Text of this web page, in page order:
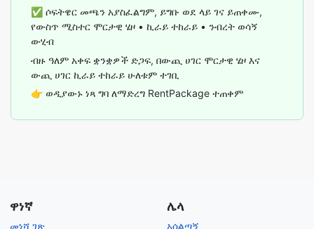
✅ ሶፍትዌር መጫን አያስፈልግም, ይግቡ ወደ ላይ ገና ይጠቀሙ,
የውስጥ ሚስተር ሞርታዊ ሄዞ • ኪራይ ተከራይ • ንብረት ወሳኝ
ውሂብ
ብዙ ዓለም አቀፍ ቋንቋዎች ድጋፍ, በውጪ ሀገር ሞርታዊ ሄዞ እና
ውጪ ሀገር ኪራይ ተከራይ ሁለቱም ተገቢ
👉 ወዲያውኑ ነጻ ግባ ለማድረግ RentPackage ተጠቀም
ዋነኛ
መነሻ ገጽ
ሌላ
አሰልጣኝ